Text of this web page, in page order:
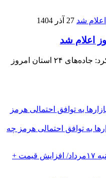
27 آذر 1404
اعلام شد
مرکز مدیریت راه‌های کشور اعلام کرد: جاده‌های ۲۴ استان امروز
بازارها به توافق احتمالی هرمز چه
قیمت طلای ۱۸عیار امروز شنبه ۱۷مرداد/ افزایش قیمت +